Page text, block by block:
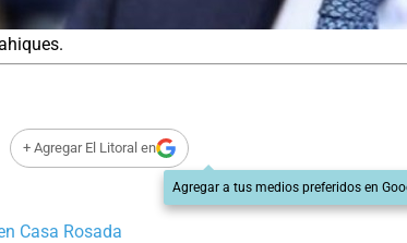
+ Agregar El Litoral en
Agregar a tus medios preferidos en
Casa Rosada